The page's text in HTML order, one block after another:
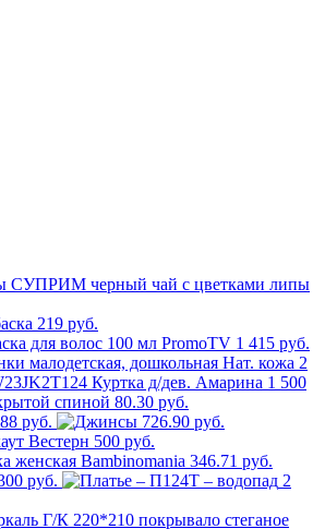
219 руб.
1 415 руб.
2
1 500
80.30 руб.
руб.
726.90 руб.
500 руб.
346.71 руб.
руб.
2